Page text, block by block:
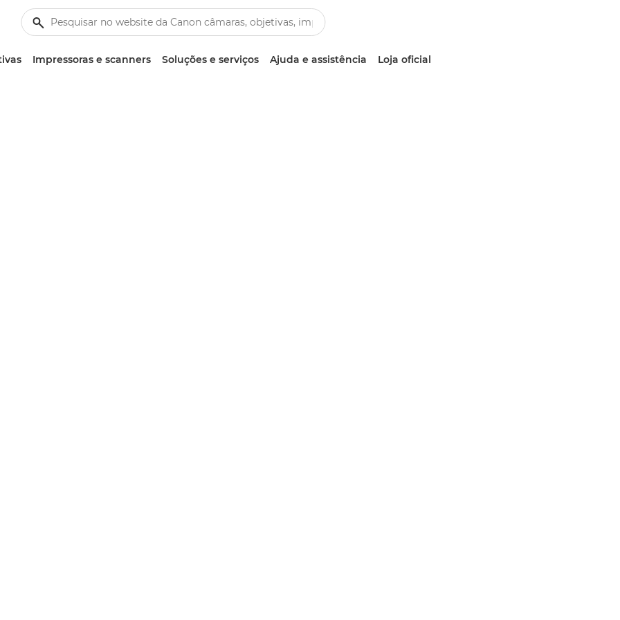
Impressoras e scanners Soluções e serviços Ajuda e assistência Loja oficial